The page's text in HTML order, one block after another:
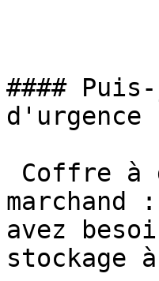
####
d'urgence
avez
stockage